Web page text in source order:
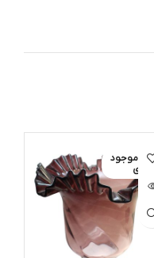
موجود
ی